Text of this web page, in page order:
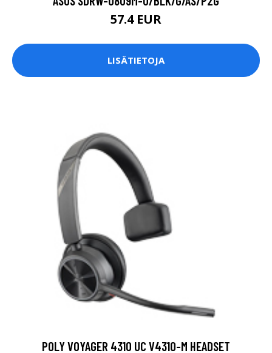
57.4 EUR
LISÄTIETOJA
POLY VOYAGER 4310 UC V4310-M HEADSET